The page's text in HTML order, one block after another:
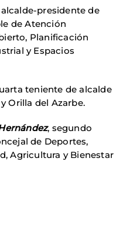
alcalde-presidente de
de Atención
Planificación
y Espacios
teniente de alcalde
Orilla del Azarbe.
, segundo
de Deportes,
Agricultura y Bienestar